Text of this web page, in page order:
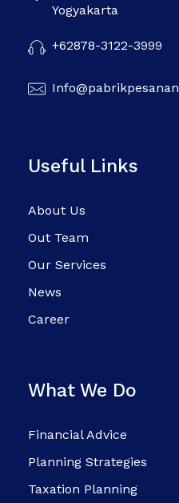
Yogyakarta
+62878-3122-3999
Useful Links
About Us
Out Team
Our Services
News
Career
What We Do
Financial Advice
Planning Strategies
Taxation Planning